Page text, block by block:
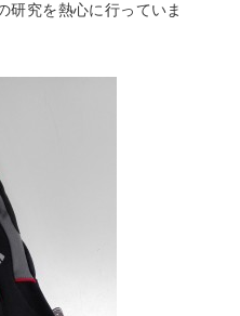
研究を熱心に行っていま